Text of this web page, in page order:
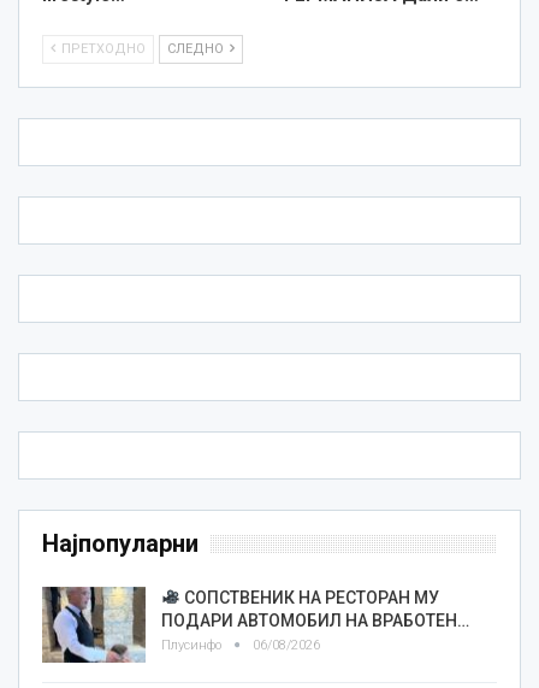
ПРЕТХОДНО СЛЕДНО
Најпопуларни
СОПСТВЕНИК НА РЕСТОРАН МУ
ПОДАРИ АВТОМОБИЛ НА ВРАБОТЕН…
Плусинфо 06/08/2026